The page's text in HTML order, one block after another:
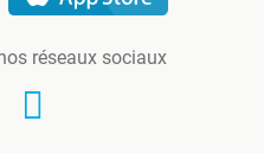
réseaux sociaux